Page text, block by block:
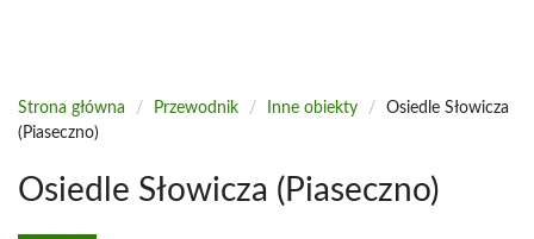
Strona główna / Przewodnik / Inne obiekty /
Osiedle Słowicza
(Piaseczno)
Osiedle Słowicza (Piaseczno)